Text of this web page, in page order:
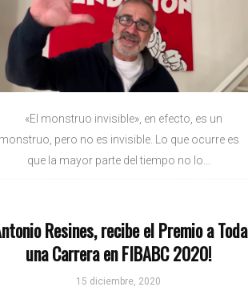
«El monstruo invisible», en efecto, es un
pero no es invisible. Lo que ocurre es
que la mayor parte del tiempo no lo...
Resines, recibe el Premio a Toda
una Carrera en FIBABC 2020!
15 diciembre, 2020